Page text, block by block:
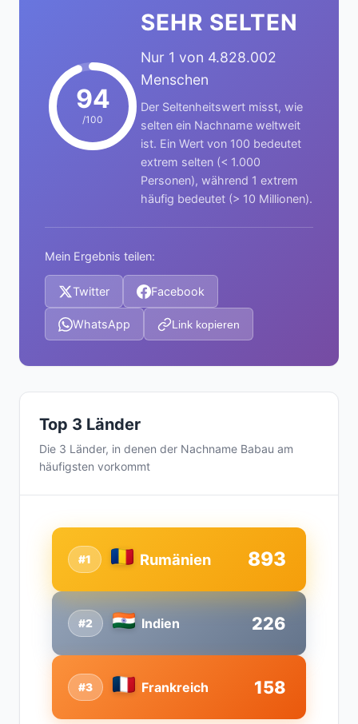
94
/100
SEHR SELTEN
Nur 1 von 4.828.002
Menschen
Der Seltenheitswert misst, wie
selten ein Nachname weltweit
ist. Ein Wert von 100 bedeutet
extrem selten (< 1.000
Personen), während 1 extrem
häufig bedeutet (> 10 Millionen).
Mein Ergebnis teilen:
Twitter Facebook
WhatsApp Link kopieren
Top 3 Länder
Die 3 Länder, in denen der Nachname Babau am
häufigsten vorkommt
#2 Indien 226
#1 Rumänien 893
#3 Frankreich 158